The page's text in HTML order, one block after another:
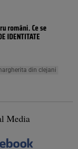
români. Ce se
IDENTITATE
din clejani
Media